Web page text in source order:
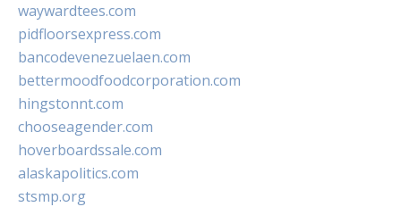
waywardtees.com
pidfloorsexpress.com
bancodevenezuelaen.com
bettermoodfoodcorporation.com
hingstonnt.com
chooseagender.com
hoverboardssale.com
alaskapolitics.com
stsmp.org